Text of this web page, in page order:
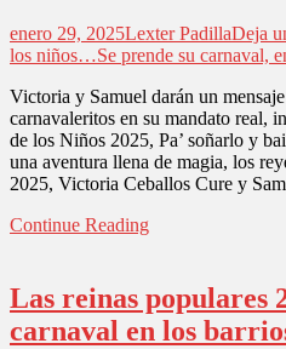
enero 29, 2025Lexter PadillaDeja
los niños…Se prende su carnaval,
Victoria y Samuel darán un
carnavaleritos en su mandato real,
de los Niños 2025, Pa’ soñarlo y
una aventura llena de magia, los
2025, Victoria Ceballos Cure y
Continue Reading
Las reinas populares
carnaval en los